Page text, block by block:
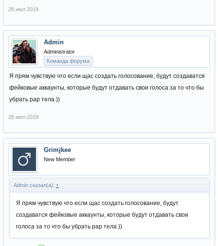
26 июл 2019
Admin
Administrator
Команда форума
Я прям чувствую что если щас создать голосование, будут создаватся
фейковые аккаунты, которые будут отдавать свои голоса за то что бы
убрать рар тела ))
26 июл 2019
Grimjkee
New Member
Admin сказал(а): ↑
Я прям чувствую что если щас создать голосование, будут
создаватся фейковые аккаунты, которые будут отдавать свои
голоса за то что бы убрать рар тела ))